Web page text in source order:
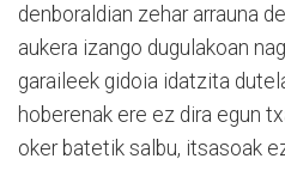
denboraldian zehar arrauna
aukera izango dugulakoan
garaileek gidoia idatzita
hoberenak ere ez dira egun
oker batetik salbu, itsasoak